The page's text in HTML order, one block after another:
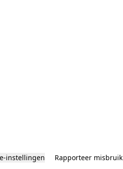
instellingen Rapporteer misbruik